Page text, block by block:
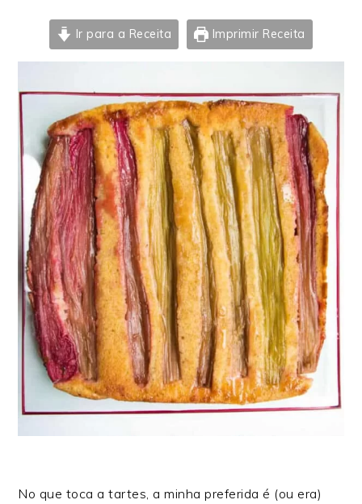
Ir para a Receita Imprimir Receita
No que toca a tartes, a minha preferida é (ou era)